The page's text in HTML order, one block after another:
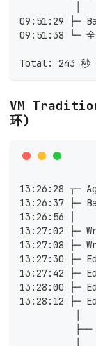
09:51:29 ├─
09:51:38 └─
Total: 243 秒
VM
环)
13:26:28 ┬─
13:26:37 ├─
13:26:56 │
13:27:02 ├─
13:27:08 ├─
13:27:30 ├─
13:27:42 ├─
13:28:00 ├─
13:28:12 ├─
├──